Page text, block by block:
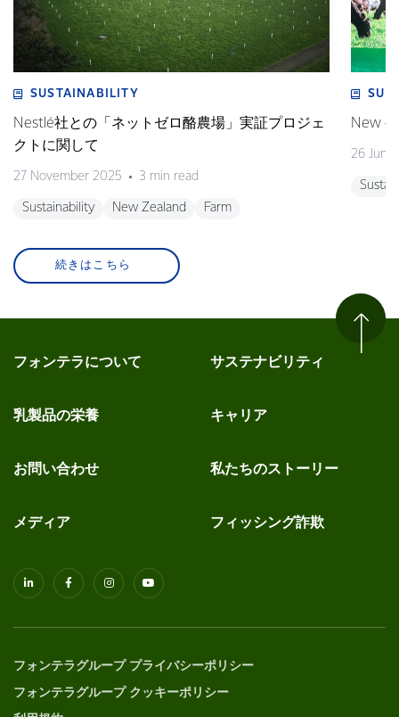
SUSTAINABILITY
Nestlé社との「ネットゼロ酪農場」実証プロジェ
クトに関して
27 November 2025 3 min read
Sustainability New Zealand Farm
New
26 June
続きはこちら
フォンテラについて サステナビリティ
乳製品の栄養 キャリア
お問い合わせ 私たちのストーリー
メディア フィッシング詐欺
フォンテラグループ プライバシーポリシー
フォンテラグループ クッキーポリシー